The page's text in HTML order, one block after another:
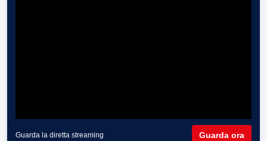
Guarda la diretta streaming Guarda ora